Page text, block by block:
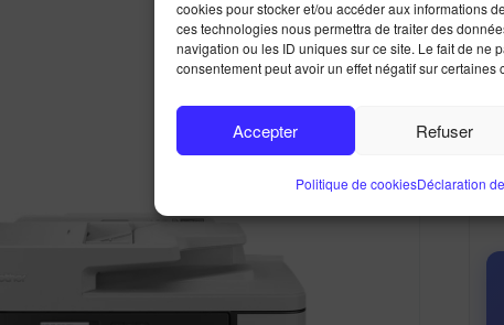
cookies pour stocker et/ou accéder aux informations
ces technologies nous permettra de traiter des
navigation ou les ID uniques sur ce site. Le fait de ne
consentement peut avoir un effet négatif sur certaines
Accepter Refuser
Politique de cookiesDéclaration